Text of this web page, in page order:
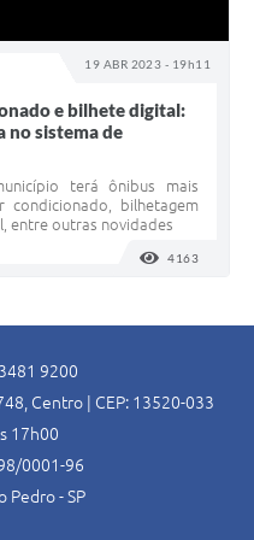
19 ABR 2023 - 19h11
e bilhete digital:
no sistema de
terá ônibus mais
bilhetagem
entre outras novidades
4163
9200
Centro | CEP: 13520-033
17h00
0001-96
Pedro - SP